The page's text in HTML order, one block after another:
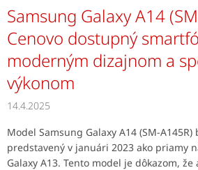
Samsung Galaxy A14
Cenovo dostupný
moderným dizajnom a
výkonom
14.4.2025
Model Samsung Galaxy A14 (SM-
predstavený v januári 2023 ako priamy
Galaxy A13. Tento model je dôkazom,